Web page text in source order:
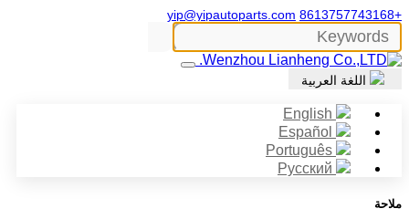
+8613757743168
yip@yipautoparts.com
اللغة العربية
ملاحة